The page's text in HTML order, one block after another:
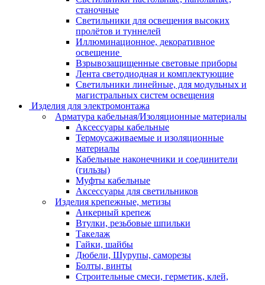
станочные
Светильники для освещения высоких
пролётов и туннелей
Иллюминационное, декоративное
освещение
Взрывозащищенные световые приборы
Лента светодиодная и комплектующие
Светильники линейные, для модульных и
магистральных систем освещения
Изделия для электромонтажа
Арматура кабельная/Изоляционные материалы
Аксессуары кабельные
Термоусаживаемые и изоляционные
материалы
Кабельные наконечники и соединители
(гильзы)
Муфты кабельные
Аксессуары для светильников
Изделия крепежные, метизы
Анкерный крепеж
Втулки, резьбовые шпильки
Такелаж
Гайки, шайбы
Дюбели, Шурупы, саморезы
Болты, винты
Строительные смеси, герметик, клей,